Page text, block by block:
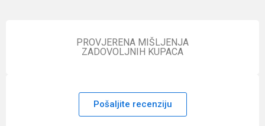
PROVJERENA MIŠLJENJA
ZADOVOLJNIH KUPACA
Pošaljite recenziju